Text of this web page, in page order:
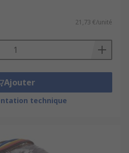
21,73 €/unité
Ajouter
technique